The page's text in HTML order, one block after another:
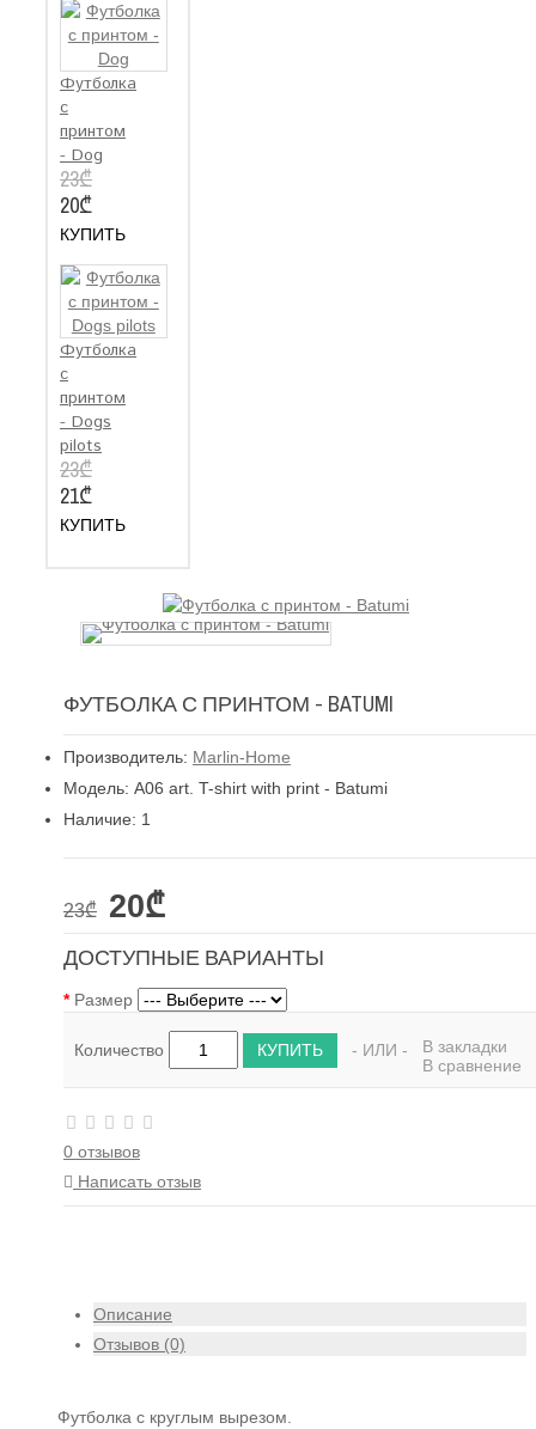
Футболка
с
принтом
- Dog
23₾
20₾
КУПИТЬ
Футболка
с
принтом
- Dogs
pilots
23₾
21₾
КУПИТЬ
ФУТБОЛКА С ПРИНТОМ - BATUMI
Производитель: Marlin-Home
Модель: A06 art. T-shirt with print - Batumi
Наличие: 1
23₾ 20₾
ДОСТУПНЫЕ ВАРИАНТЫ
Размер
Количество КУПИТЬ - ИЛИ -
В закладки
В сравнение
0 отзывов
Написать отзыв
Описание
Отзывов (0)
Футболка с круглым вырезом.